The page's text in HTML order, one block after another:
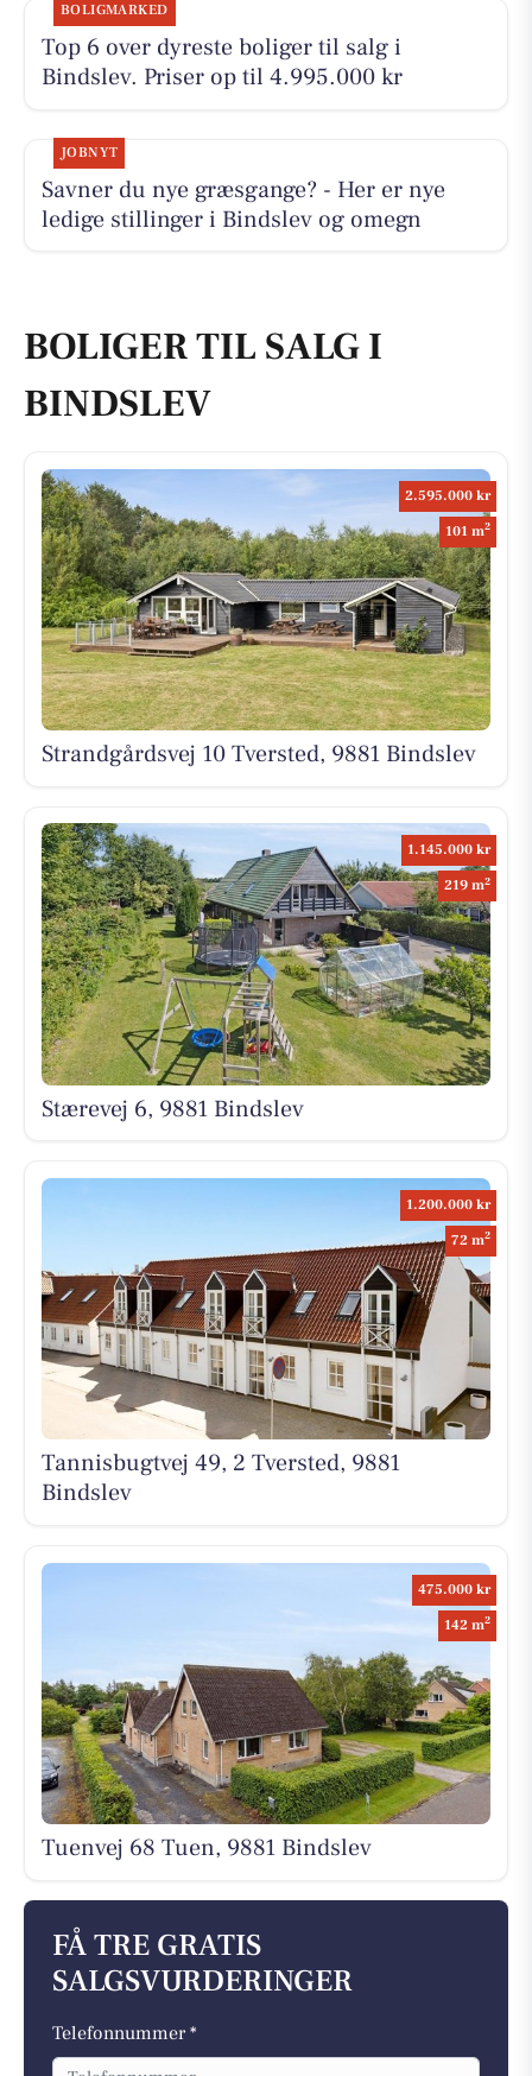
BOLIGMARKED
Top 6 over dyreste boliger til salg i
Bindslev. Priser op til 4.995.000 kr
JOBNYT
Savner du nye græsgange? - Her er nye
ledige stillinger i Bindslev og omegn
BOLIGER TIL SALG I
BINDSLEV
2.595.000 kr
101 m2
Strandgårdsvej 10 Tversted, 9881 Bindslev
1.145.000 kr
219 m2
Stærevej 6, 9881 Bindslev
1.200.000 kr
72 m2
Tannisbugtvej 49, 2 Tversted, 9881
Bindslev
475.000 kr
142 m2
Tuenvej 68 Tuen, 9881 Bindslev
FÅ TRE GRATIS
SALGSVURDERINGER
Telefonnummer *